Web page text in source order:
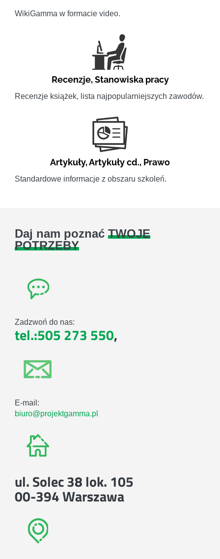
WikiGamma w formacie video.
Recenzje,Stanowiska pracy
Recenzje książek, lista najpopularniejszych zawodów.
Artykuły,Artykuły cd., Prawo
Standardowe informacje z obszaru szkoleń.
Daj nam poznać TWOJE
POTRZEBY
Zadzwoń do nas:
tel.:505 273 550,
E-mail:
biuro@projektgamma.pl
ul. Solec 38 lok. 105
00-394 Warszawa